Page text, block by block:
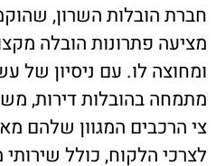
חברת הובלות השרון,
מציעה פתרונות הובלה
ומחוצה לו. עם ניסיון של
מתמחה בהובלות דירות,
צי הרכבים המגוון
לצרכי הלקוח, כולל שירותי